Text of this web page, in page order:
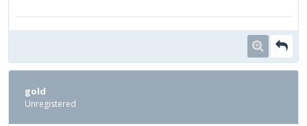
gold
Unregistered